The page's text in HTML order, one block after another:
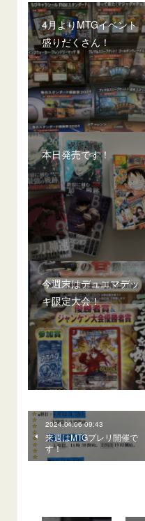
4月よりMTGイベント
盛りだくさん！
本日発売です！
今週末はデュエマデッ
キ限定大会！
2024.04.06 09:43
来週はMTGプレリ開催で
す！